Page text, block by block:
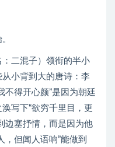
二混子）领衔的半小
小背到大的唐诗：李
不得开心颜”是因为朝廷
写下“欲穷千里目，更
边塞抒情，而是因为他
，但闻人语响”能做到